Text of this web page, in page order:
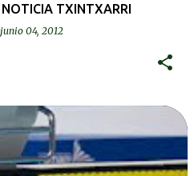
TXINTXARRI
junio 04, 2012